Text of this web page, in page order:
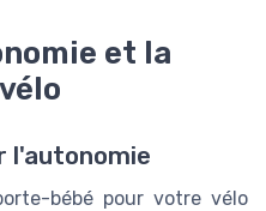
et la
l'autonomie
bébé pour votre vélo